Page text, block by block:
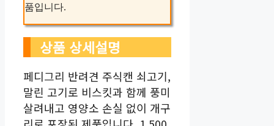
품입니다.
상품 상세설명
페디그리 반려견 주식캔 쇠고기,
말린 고기로 비스킷과 함께 풍미
살려내고 영양소 손실 없이 개구